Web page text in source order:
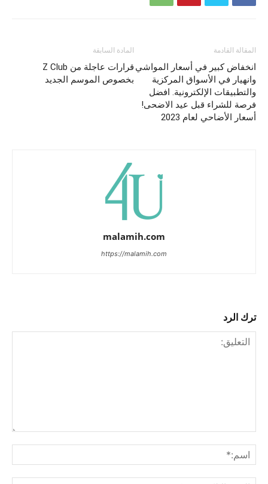
المادة السابقة
قرارات عاجلة من Z Club
بخصوص الموسم الجديد
المقالة القادمة
انخفاض كبير في أسعار المواشي
وانهيار في الأسواق المركزية
والتطبيقات الإلكترونية. افضل
فرصة للشراء قبل عيد الاضحى!
أسعار الأضاحي لعام 2023
malamih.com
https://malamih.com
ترك الرد